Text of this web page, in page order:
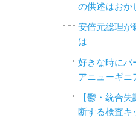
の供述はおか
安倍元総理が
は
好きな時にパ
アニューギニ
【鬱・統合
断する検査キ